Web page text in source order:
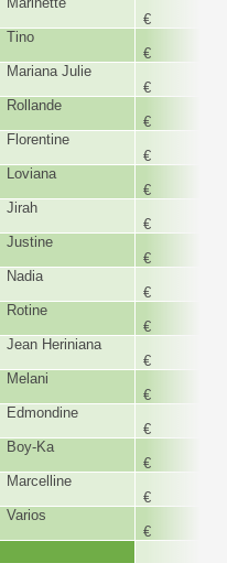
€
Tino
€
Mariana Julie
€
Rollande
€
Florentine
€
Loviana
€
Jirah
€
Justine
€
Nadia
€
Rotine
€
Jean Heriniana
€
Melani
€
Edmondine
€
Boy-Ka
€
Marcelline
€
Varios
€